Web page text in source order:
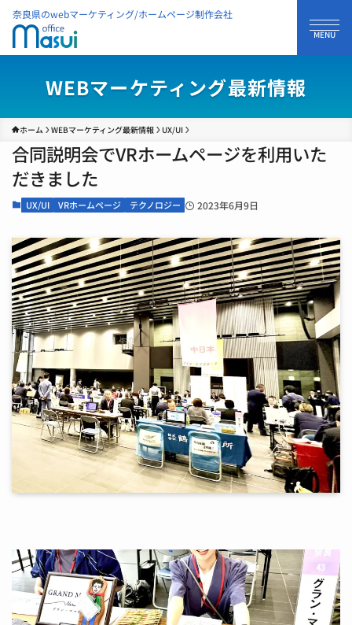
奈良県のwebマーケティング/ホームページ制作会社
WEBマーケティング最新情報
ホーム WEBマーケティング最新情報 UX/UI
合同説明会でVRホームページを利用いた
だきました
UX/UI VRホームページ テクノロジー 2023年6月9日